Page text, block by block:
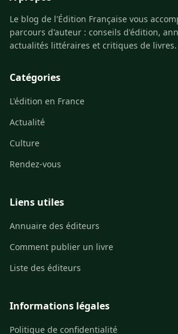
Le blog de l'Édition Française vous
parcours d'auteur : conseils d'édition,
actualités littéraires et critiques de livres.
Catégories
L'édition en France
Actualité
Culture
Rendez-vous
Liens utiles
Annuaire des éditeurs
Comment publier un livre
Liste des éditeurs
Informations légales
Politique de confidentialité